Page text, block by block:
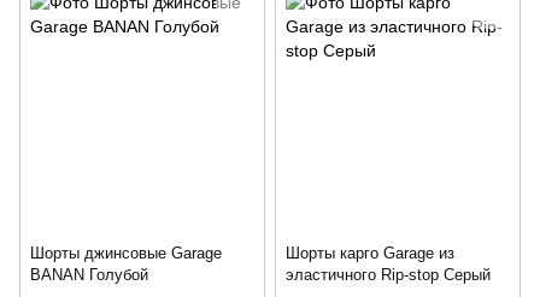
Шорты джинсовые Garage
BANAN Голубой
Шорты карго Garage из
эластичного Rip-stop Серый